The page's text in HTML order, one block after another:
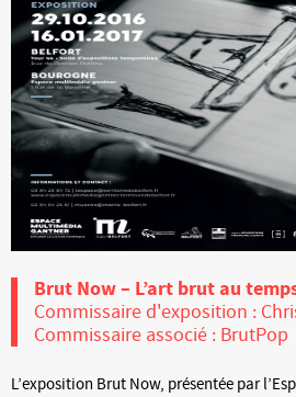
Brut Now – L’art brut au
Commissaire d'exposition :
Commissaire associé : BrutPop
L’exposition Brut Now, présentée par